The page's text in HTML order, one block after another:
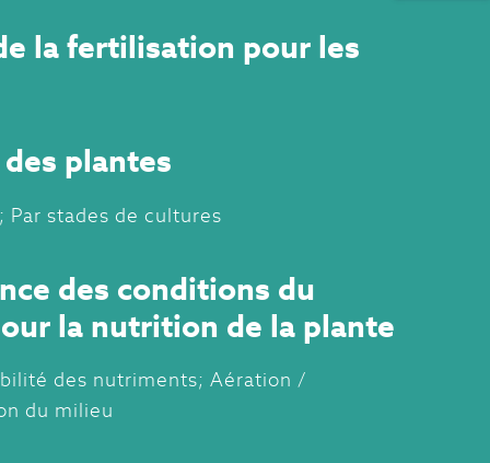
la fertilisation pour les
plantes
Par stades de cultures
des conditions du
la nutrition de la plante
des nutriments; Aération /
du milieu